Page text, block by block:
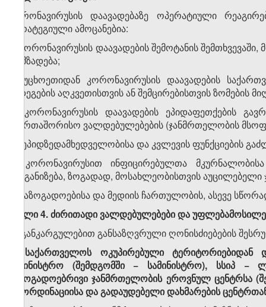
კორონავირუსის დაავადებაზე ოპერატიული
სტრატეგიული ამოცანებია:
ა) კორონავირუსის დაავადების შემოტანის
მომზადება;
ბ) უცხოეთიდან კორონავირუსის დაავადების
შედეგების აღკვეთისთვის ან შემცირებისთვის ზომების
გ) კორონავირუსის დაავადების ეპიდაფეთქების
საერთაშორისო ვალდებულებების (ჯანმრთელობის
დ) ეპიდზედამხედველობისა და კვლევის ფუნქციების
ე) კორონავირუსით ინფიცირებულთა
ორგანიზება, ზოგადად, მოსახლეობისთვის აუცილებელი
ვ) საზოგადოებისა და მედიის ჩართულობის, ასევე
მუხლი 4. ძირითადი ვალდებულებები და
ამ განკარგულებით განსაზღვრული ღონისძიებების
1. საქართველოს ოკუპირებული
სამინისტრო (შემდგომში − სამინისტრო), სსიპ
საზოგადოებრივი ჯანმრთელობის ეროვნულ ცენტრსა
კოორდინაციისა და გადაუდებელი დახმარების